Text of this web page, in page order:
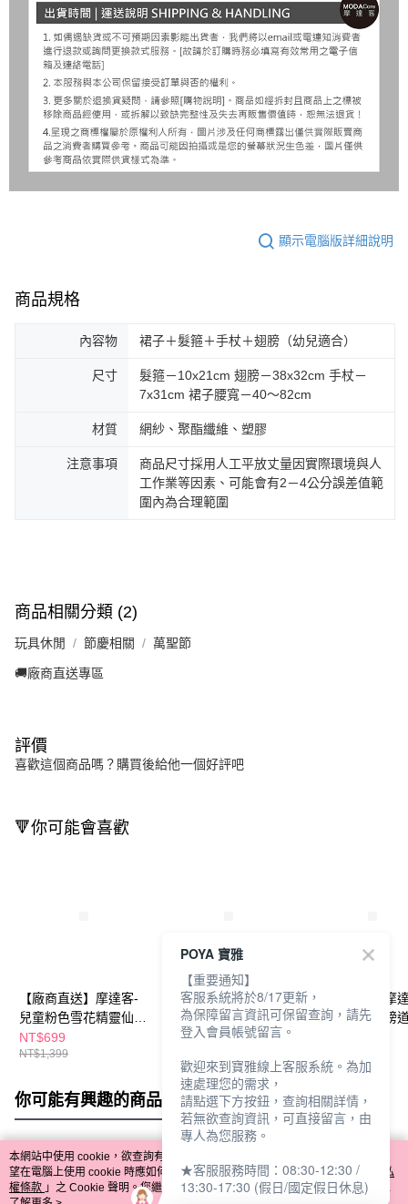
顯示電腦版詳細說明
商品規格
內容物 裙子＋髮箍＋手杖＋翅膀（幼兒適合）
尺寸
髮箍－10x21cm 翅膀－38x32cm 手杖－
7x31cm 裙子腰寬－40～82cm
材質 網紗、聚酯纖維、塑膠
注意事項
商品尺寸採用人工平放丈量因實際環境與人
工作業等因素、可能會有2－4公分誤差值範
圍內為合理範圍
商品相關分類 (2)
玩具休閒 節慶相關 萬聖節
🚚廠商直送專區
評價
喜歡這個商品嗎？購買後給他一個好評吧
🔻你可能會喜歡
【廠商直送】摩達客-
兒童粉色雪花精靈仙子
裝四件組
NT$699
NT$1,399
【廠商直送】摩達客-
兒童藍色雪花皇冠精靈
仙子裝四件組
NT$699
【廠商直送】摩
白色大天使翅膀
你可能有興趣的商品 全站排行
熱門標籤
本網站中使用 cookie，欲查詢有關本網站使用 cookie 方式之詳情，及若您不希
望在電腦上使用 cookie 時應如何變更電腦的 cookie 設定，請參閱本網站「
隱私
權條款 」之 Cookie 聲明。您繼續使用本網站即表示您同意本公司得按本網站使
POYA 寶雅
【重要通知】
客服系統將於8/17更新，
為保障留言資訊可保留查詢，請先
登入會員帳號留言。
歡迎來到寶雅線上客服系統。為加
速處理您的需求，
請點選下方按鈕，查詢相關詳情，
若無欲查詢資訊，可直接留言，由
專人為您服務。
★客服服務時間：08:30-12:30 /
13:30-17:30 (假日/國定假日休息)